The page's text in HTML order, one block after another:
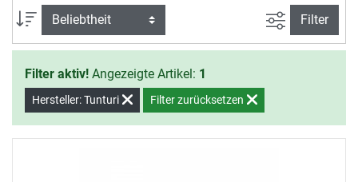
Training zu Hause.
Sortierung Ansicht
Filter
Filter aktiv! Angezeigte Artikel: 1
Hersteller: Tunturi Filter zurücksetzen